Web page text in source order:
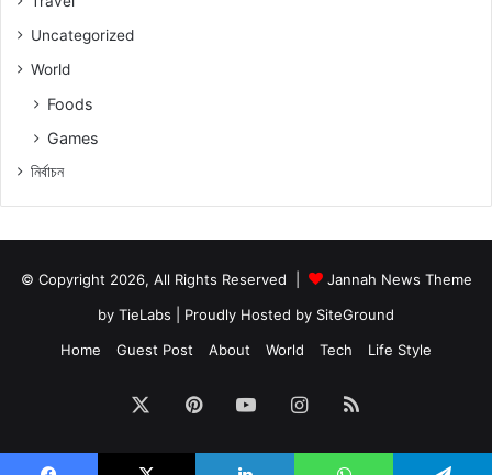
Uncategorized
World
Foods
Games
নিৰ্বাচন
© Copyright 2026, All Rights Reserved |
Jannah News Theme
by TieLabs | Proudly Hosted by SiteGround
Home
Guest Post About World Tech Life Style
PinterestYouTubeInstagram